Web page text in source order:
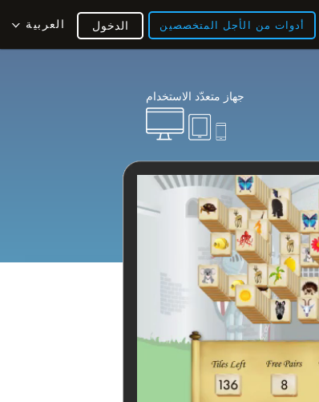
أدوات من الأجل المتخصصين العربية الدخول
جهاز متعدّد الاستخدام